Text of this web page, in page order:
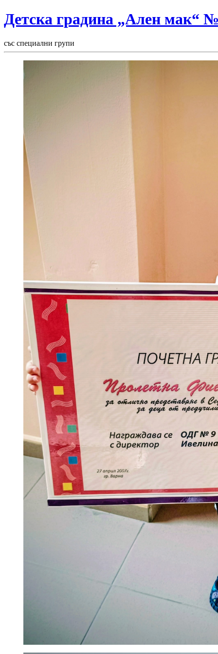
Детска градина „Ален мак“
със специални групи